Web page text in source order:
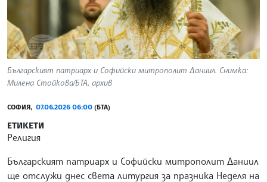
Българският патриарх и Софийски митрополит Даниил. Снимка:
Милена Стойкова/БТА, архив
СОФИЯ, 07.06.2026 06:00 (БТА)
ЕТИКЕТИ
Религия
Българският патриарх и Софийски митрополит Даниил
ще отслужи днес света литургия за празника Неделя на